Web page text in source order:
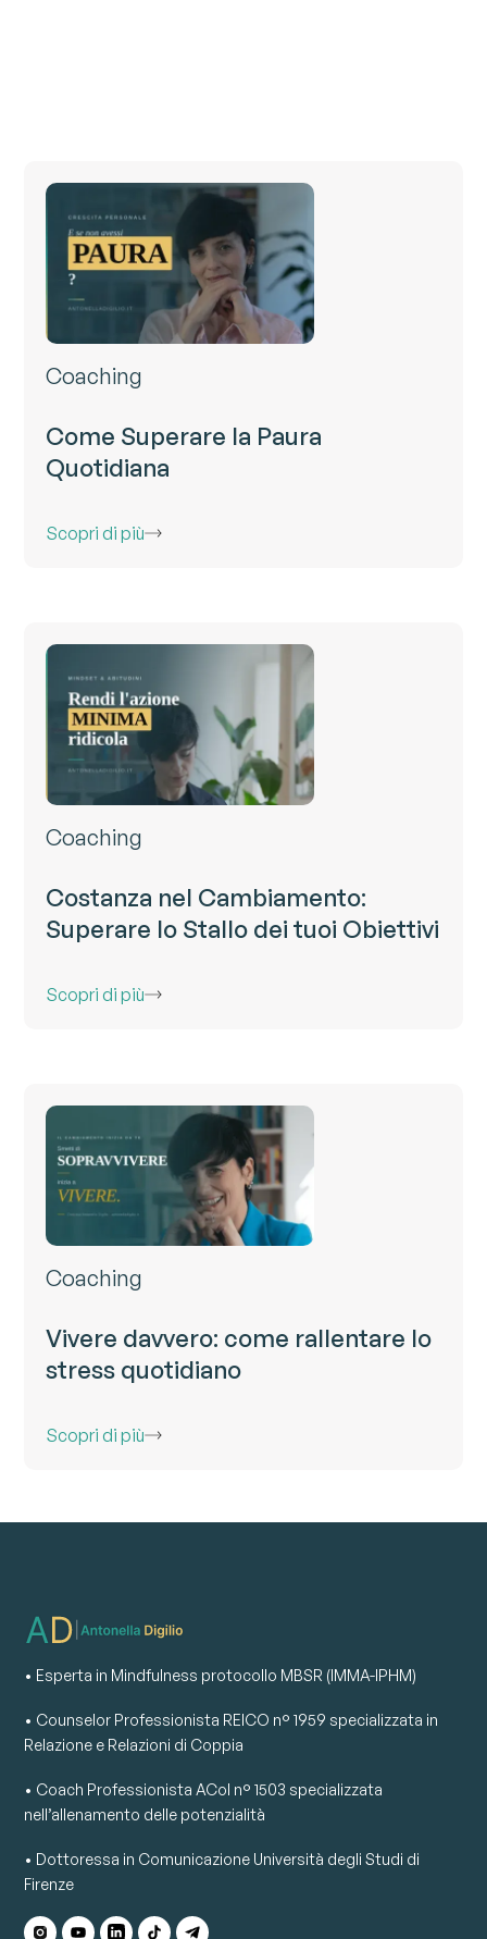
Coaching
Come Superare la Paura
Quotidiana
Scopri di più
Coaching
Costanza nel Cambiamento:
Superare lo Stallo dei tuoi Obiettivi
Scopri di più
Coaching
Vivere davvero: come rallentare lo
stress quotidiano
Scopri di più
• Esperta in Mindfulness protocollo MBSR (IMMA-IPHM)
• Counselor Professionista REICO n° 1959 specializzata in
Relazione e Relazioni di Coppia
• Coach Professionista ACoI n° 1503 specializzata
nell’allenamento delle potenzialità
• Dottoressa in Comunicazione Università degli Studi di
Firenze